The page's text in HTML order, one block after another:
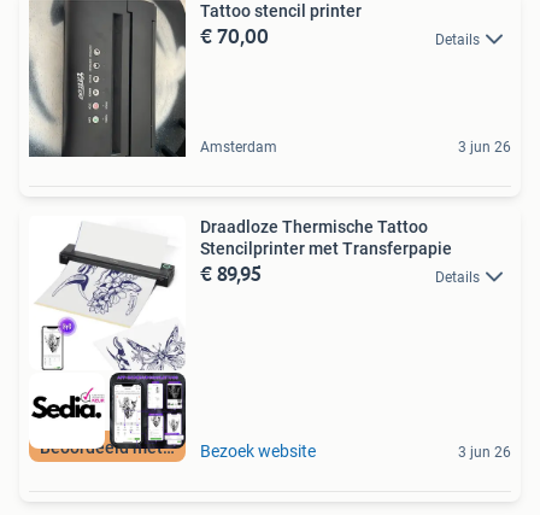
Tattoo stencil printer
€ 70,00 Details
Amsterdam 3 jun 26
Beoordeeld met 9+
Draadloze Thermische Tattoo
Stencilprinter met Transferpapie
€ 89,95 Details
Bezoek website 3 jun 26